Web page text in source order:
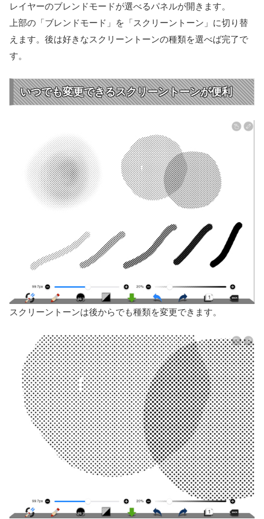
レイヤーのブレンドモードが選べるパネルが開きます。
上部の「ブレンドモード」を「スクリーントーン」に切り替
えます。後は好きなスクリーントーンの種類を選べば完了で
す。
いつでも変更できるスクリーントーンが便利
スクリーントーンは後からでも種類を変更できます。